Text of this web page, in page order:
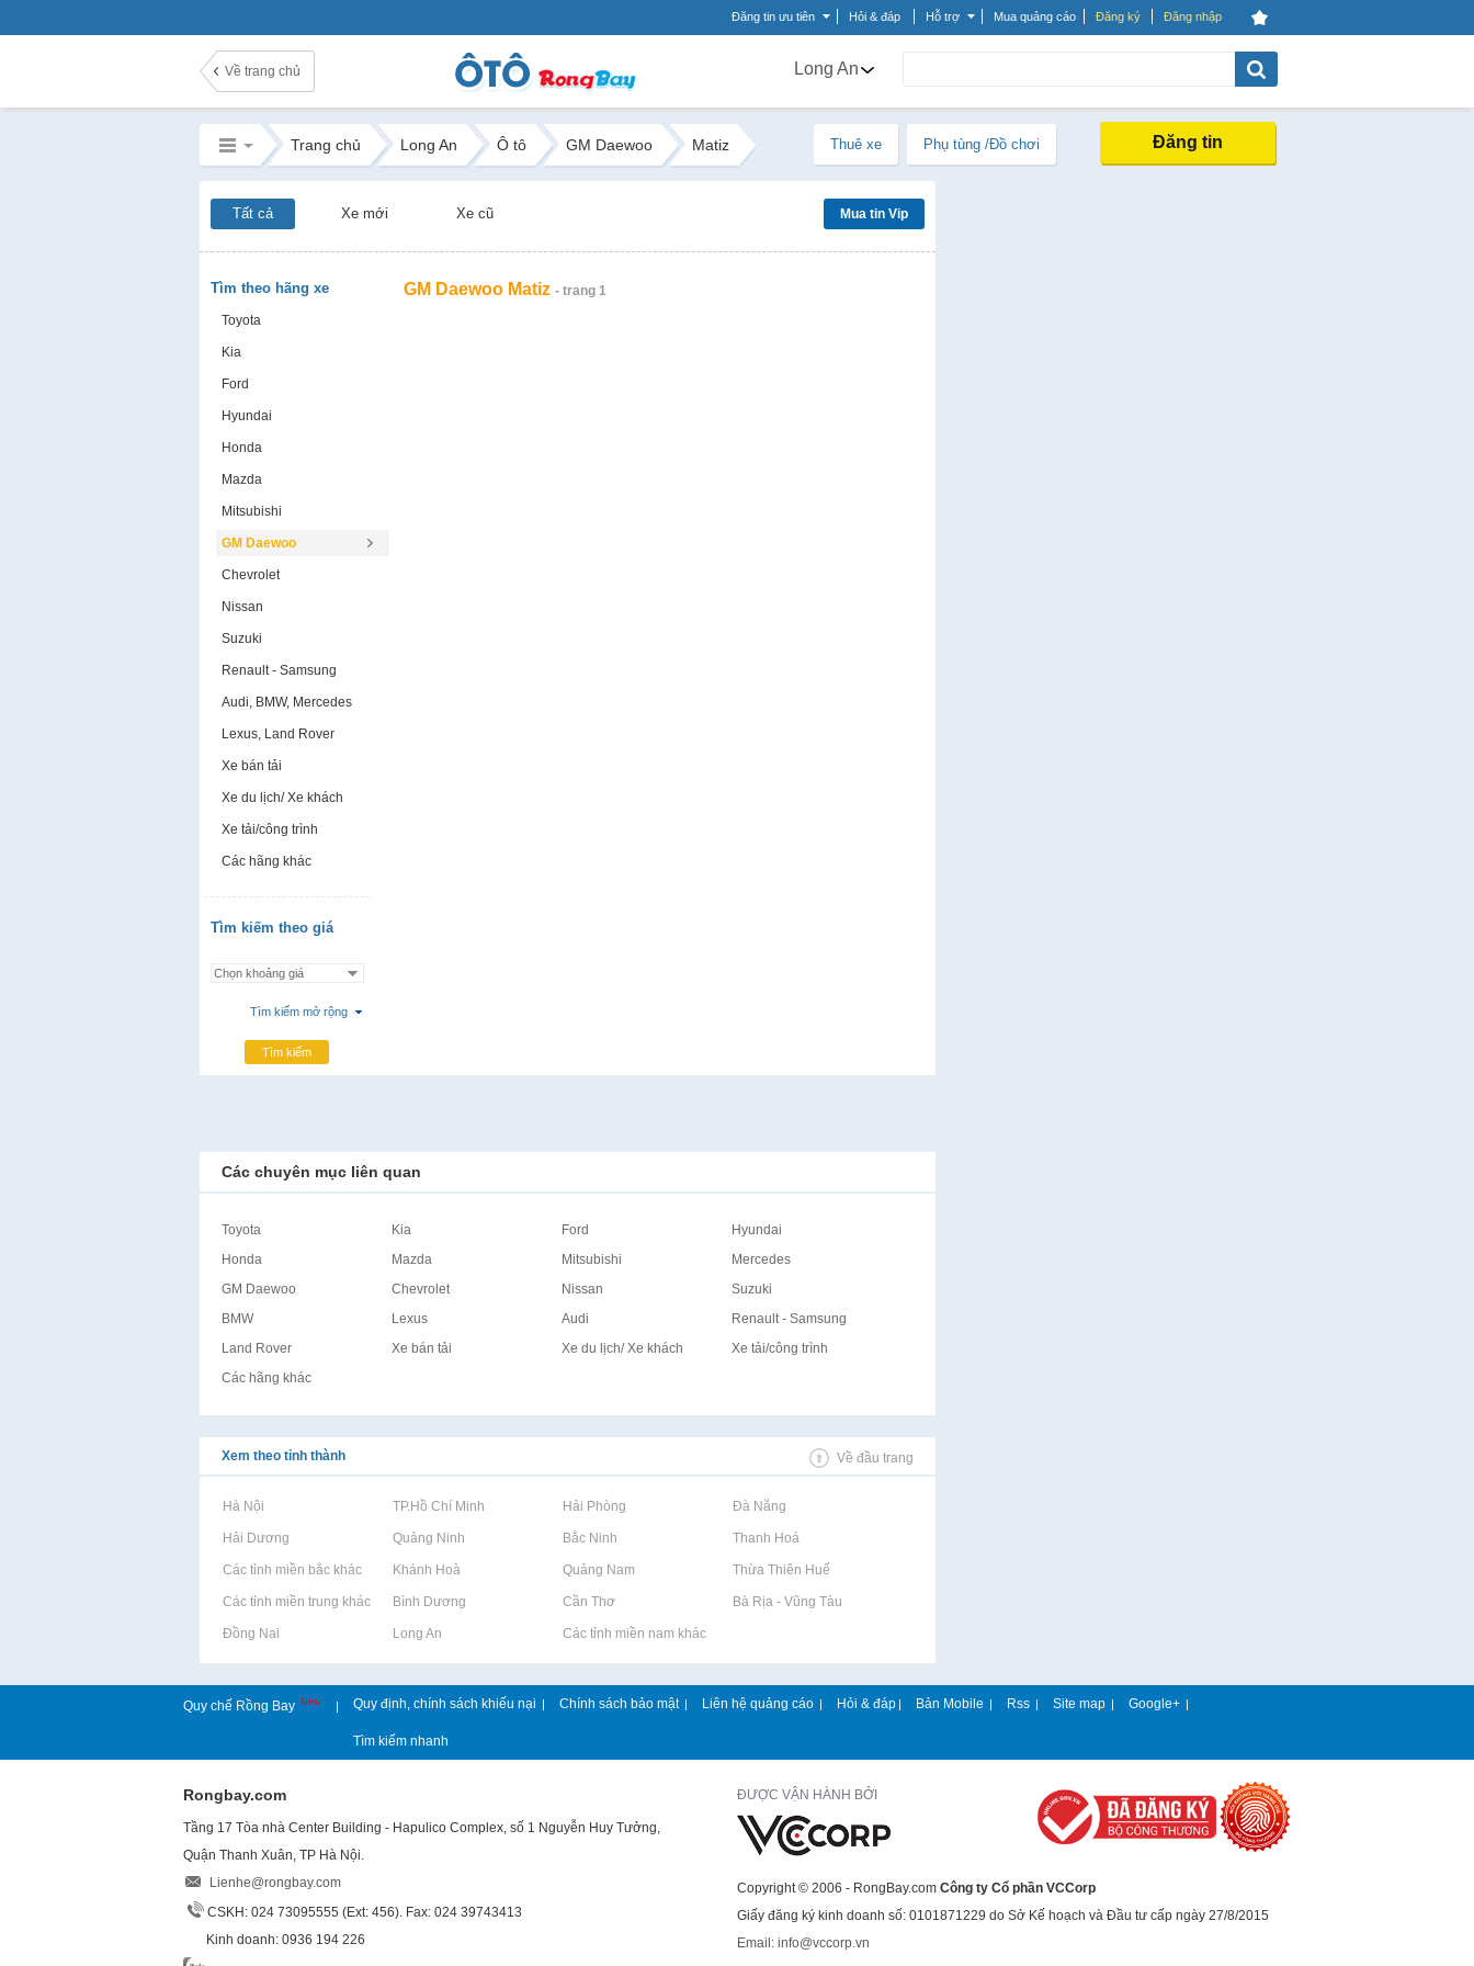
Đăng tin ưu tiên Hỏi & đáp Hỗ trợ Mua quảng cáo Đăng ký Đăng nhập
Về trang chủ Long An
Trang chủ Long An Ô tô GM Daewoo Matiz Thuê xe Phụ tùng /Đồ chơi Đăng tin
Tất cả Xe mới Xe cũ Mua tin Vip
Tìm theo hãng xe
Toyota
Kia
Ford
Hyundai
Honda
Mazda
Mitsubishi
GM Daewoo
Chevrolet
Nissan
Suzuki
Renault - Samsung
Audi, BMW, Mercedes
Lexus, Land Rover
Xe bán tải
Xe du lịch/ Xe khách
Xe tải/công trình
Các hãng khác
Tìm kiếm theo giá
Tìm kiếm mở rộng
Tìm kiếm
GM Daewoo Matiz - trang 1
Các chuyên mục liên quan
Toyota Kia Ford
Hyundai
Honda
Mazda Mitsubishi
Mercedes
GM Daewoo
Chevrolet Nissan
Suzuki
BMW
Lexus Audi
Renault - Samsung
Land Rover
Xe bán tải Xe du lịch/ Xe khách
Xe tải/công trình
Các hãng khác
Xem theo tỉnh thành Về đầu trang
Rao vặt tại Hà Nội Rao vặt tại TP.Hồ Chí Minh Rao vặt tại Hải Phòng Rao vặt tại Đà Nẵng
Rao vặt tại Hải Dương Rao vặt tại Quảng Ninh Rao vặt tại Bắc Ninh Rao vặt tại Thanh Hoá
Rao vặt tại Các tỉnh miền bắc khácRao vặt tại Khánh Hoà Rao vặt tại Quảng Nam Rao vặt tại Thừa Thiên Huế
Rao vặt tại Các tỉnh miền trung khácRao vặt tại Bình Dương Rao vặt tại Cần Thơ Rao vặt tại Bà Rịa - Vũng Tàu
Rao vặt tại Đồng Nai Rao vặt tại Long An Rao vặt tại Các tỉnh miền nam khác
Quy chế Rồng Bay New | Quy định, chính sách khiếu nại | Chính sách bảo mật | Liên hệ quảng cáo | Hỏi & đáp | Bản Mobile | Rss | Site map | Google+ |
Tìm kiếm nhanh
Rongbay.com
Tầng 17 Tòa nhà Center Building - Hapulico Complex, số 1 Nguyễn Huy Tưởng,
Quận Thanh Xuân, TP Hà Nội.
Lienhe@rongbay.com
CSKH: 024 73095555 (Ext: 456). Fax: 024 39743413
Kinh doanh: 0936 194 226
ĐƯỢC VẬN HÀNH BỞI
Copyright © 2006 - RongBay.com Công ty Cổ phần VCCorp
Giấy đăng ký kinh doanh số: 0101871229 do Sở Kế hoạch và Đầu tư cấp ngày 27/8/2015
Email: info@vccorp.vn